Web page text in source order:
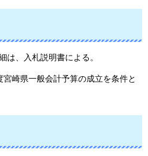
は、入札説明書による。
崎県一般会計予算の成立を条件と